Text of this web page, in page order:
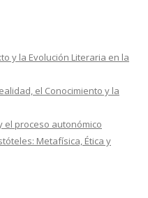
y la Evolución Literaria en la
el Conocimiento y la
el proceso autonómico
Metafísica, Ética y